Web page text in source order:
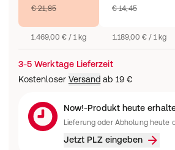
€ 21,85
1.469,00 € / 1 kg
€ 14,45
1.189,00 € / 1 kg
3-5 Werktage Lieferzeit
Kostenloser Versand ab 19 €
Now!-Produkt heute
Lieferung oder Abholung heute
Jetzt PLZ eingeben